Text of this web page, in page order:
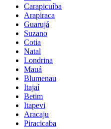
Carapicuíba
Arapiraca
Guarujá
Suzano
Cotia
Natal
Londrina
Mauá
Blumenau
Itajaí
Betim
Itapevi
Aracaju
Piracicaba